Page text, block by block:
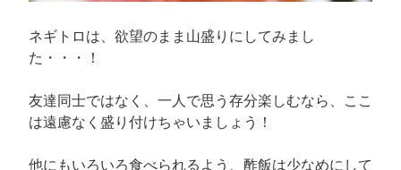
ネギトロは、欲望のまま山盛りにしてみまし
た・・・！
友達同士ではなく、一人で思う存分楽しむなら、ここ
は遠慮なく盛り付けちゃいましょう！
他にもいろいろ食べられるよう、酢飯は少なめにして